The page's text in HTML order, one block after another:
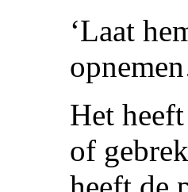
‘Laat
Het
of